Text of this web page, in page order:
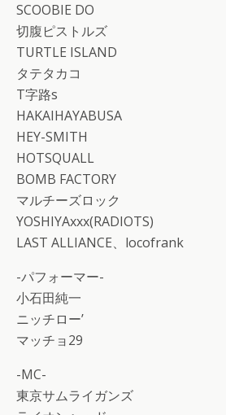
SCOOBIE DO
切腹ピストルズ
TURTLE ISLAND
タテタカコ
T字路s
HAKAIHAYABUSA
HEY-SMITH
HOTSQUALL
BOMB FACTORY
マルチーズロック
YOSHIYAxxx(RADIOTS)
LAST ALLIANCE、locofrank
-パフォーマー-
小石田純一
ニッチロー’
マッチョ29
-MC-
東京サムライガンズ